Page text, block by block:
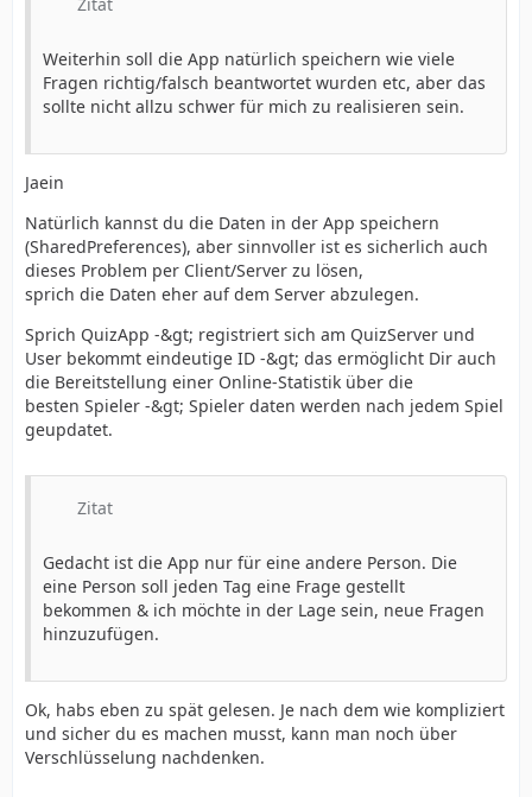
Weiterhin soll die App natürlich speichern wie viele
Fragen richtig/falsch beantwortet wurden etc, aber das
sollte nicht allzu schwer für mich zu realisieren sein.
Jaein
Natürlich kannst du die Daten in der App speichern
(SharedPreferences), aber sinnvoller ist es sicherlich auch
dieses Problem per Client/Server zu lösen,
sprich die Daten eher auf dem Server abzulegen.
Sprich QuizApp -&gt; registriert sich am QuizServer und
User bekommt eindeutige ID -&gt; das ermöglicht Dir auch
die Bereitstellung einer Online-Statistik über die
besten Spieler -&gt; Spieler daten werden nach jedem Spiel
geupdatet.
Zitat
Gedacht ist die App nur für eine andere Person. Die
eine Person soll jeden Tag eine Frage gestellt
bekommen & ich möchte in der Lage sein, neue Fragen
hinzuzufügen.
Ok, habs eben zu spät gelesen. Je nach dem wie kompliziert
und sicher du es machen musst, kann man noch über
Verschlüsselung nachdenken.